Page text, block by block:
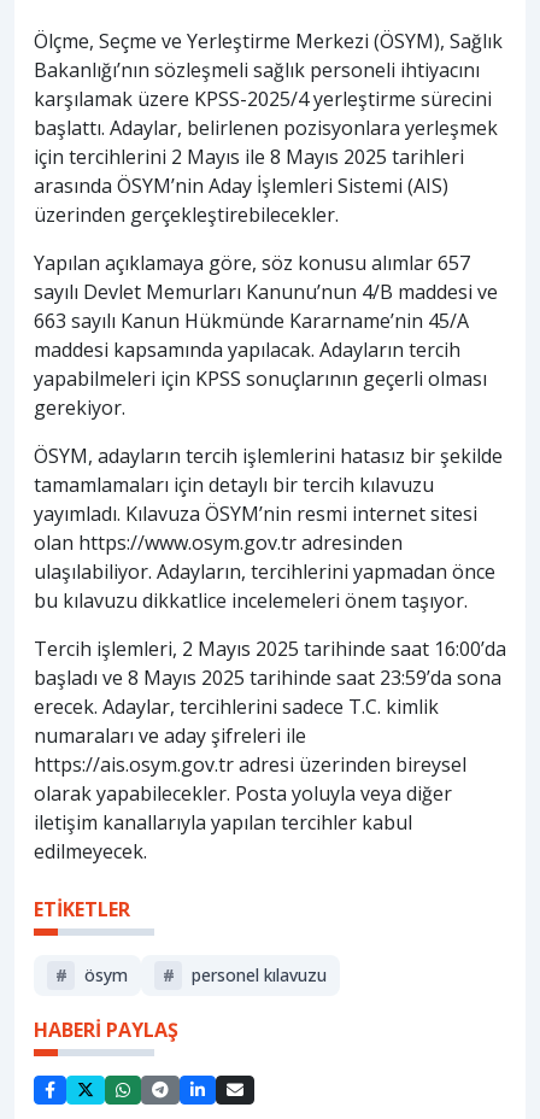
Ölçme, Seçme ve Yerleştirme Merkezi (ÖSYM), Sağlık
Bakanlığı’nın sözleşmeli sağlık personeli ihtiyacını
karşılamak üzere KPSS-2025/4 yerleştirme sürecini
başlattı. Adaylar, belirlenen pozisyonlara yerleşmek
için tercihlerini 2 Mayıs ile 8 Mayıs 2025 tarihleri
arasında ÖSYM’nin Aday İşlemleri Sistemi (AIS)
üzerinden gerçekleştirebilecekler.
Yapılan açıklamaya göre, söz konusu alımlar 657
sayılı Devlet Memurları Kanunu’nun 4/B maddesi ve
663 sayılı Kanun Hükmünde Kararname’nin 45/A
maddesi kapsamında yapılacak. Adayların tercih
yapabilmeleri için KPSS sonuçlarının geçerli olması
gerekiyor.
ÖSYM, adayların tercih işlemlerini hatasız bir şekilde
tamamlamaları için detaylı bir tercih kılavuzu
yayımladı. Kılavuza ÖSYM’nin resmi internet sitesi
olan https://www.osym.gov.tr adresinden
ulaşılabiliyor. Adayların, tercihlerini yapmadan önce
bu kılavuzu dikkatlice incelemeleri önem taşıyor.
Tercih işlemleri, 2 Mayıs 2025 tarihinde saat 16:00’da
başladı ve 8 Mayıs 2025 tarihinde saat 23:59’da sona
erecek. Adaylar, tercihlerini sadece T.C. kimlik
numaraları ve aday şifreleri ile
https://ais.osym.gov.tr adresi üzerinden bireysel
olarak yapabilecekler. Posta yoluyla veya diğer
iletişim kanallarıyla yapılan tercihler kabul
edilmeyecek.
ETİKETLER
# ösym # personel kılavuzu
HABERİ PAYLAŞ